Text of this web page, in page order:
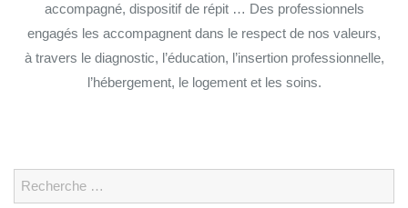
accompagné, dispositif de répit … Des professionnels
engagés les accompagnent dans le respect de nos valeurs,
à travers le diagnostic, l’éducation, l’insertion professionnelle,
l’hébergement, le logement et les soins.
Search